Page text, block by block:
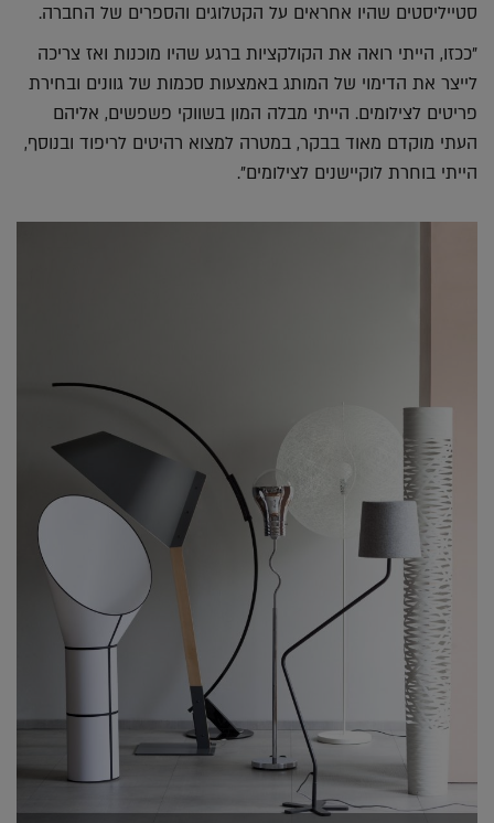
סטייליסטים שהיו אחראים על הקטלוגים והספרים של החברה.
"ככזו, הייתי רואה את הקולקציות ברגע שהיו מוכנות ואז צריכה
לייצר את הדימוי של המותג באמצעות סכמות של גוונים ובחירת
פריטים לצילומים. הייתי מבלה המון בשווקי פשפשים, אליהם
העתי מוקדם מאוד בבקר, במטרה למצוא רהיטים לריפוד ובנוסף,
הייתי בוחרת לוקיישנים לצילומים".